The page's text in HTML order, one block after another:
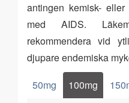
antingen kemisk-
med AIDS.
rekommendera vid
djupare endemiska
50mg
100mg